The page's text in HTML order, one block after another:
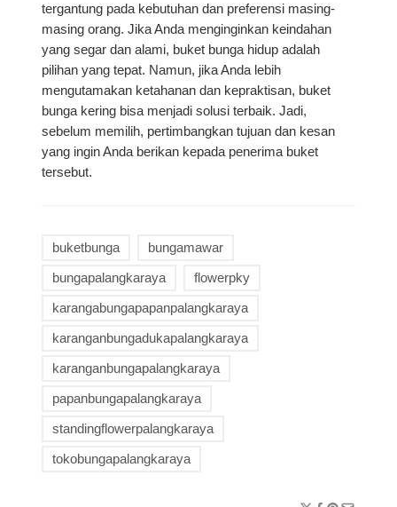
tergantung pada kebutuhan dan preferensi masing-
masing orang. Jika Anda menginginkan keindahan
yang segar dan alami, buket bunga hidup adalah
pilihan yang tepat. Namun, jika Anda lebih
mengutamakan ketahanan dan kepraktisan, buket
bunga kering bisa menjadi solusi terbaik. Jadi,
sebelum memilih, pertimbangkan tujuan dan kesan
yang ingin Anda berikan kepada penerima buket
tersebut.
buketbunga bungamawar
bungapalangkaraya flowerpky
karangabungapapanpalangkaraya
karanganbungadukapalangkaraya
karanganbungapalangkaraya
papanbungapalangkaraya
standingflowerpalangkaraya
tokobungapalangkaraya